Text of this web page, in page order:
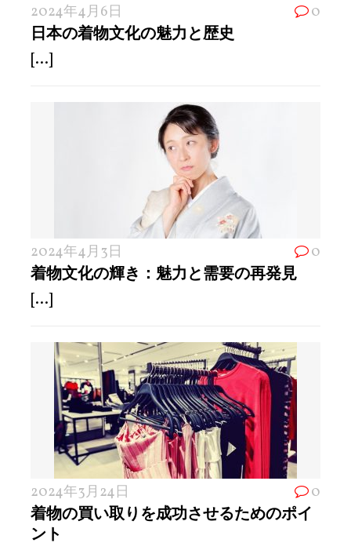
2024年4月6日 0
日本の着物文化の魅力と歴史
[...]
2024年4月3日 0
着物文化の輝き：魅力と需要の再発見
[...]
2024年3月24日 0
着物の買い取りを成功させるためのポイ
ント